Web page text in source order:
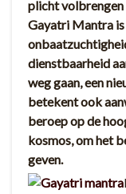
plicht volbrengen
Gayatri Mantra
dienstbaarheid
weg gaan, een
betekent ook
beroep op de
kosmos, om het
geven.